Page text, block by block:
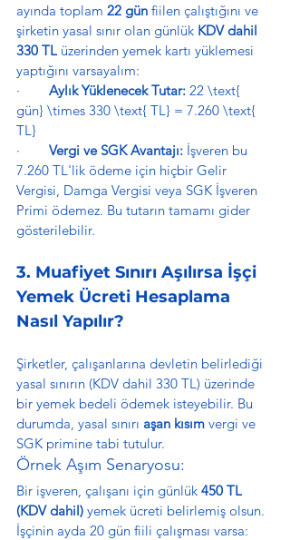
ayında toplam 22 gün fiilen çalıştığını ve
şirketin yasal sınır olan günlük KDV dahil
330 TL üzerinden yemek kartı yüklemesi
yaptığını varsayalım:
· Aylık Yüklenecek Tutar: 22 \text{
gün} \times 330 \text{ TL} = 7.260 \text{
TL}
· Vergi ve SGK Avantajı: İşveren bu
7.260 TL'lik ödeme için hiçbir Gelir
Vergisi, Damga Vergisi veya SGK İşveren
Primi ödemez. Bu tutarın tamamı gider
gösterilebilir.
3. Muafiyet Sınırı Aşılırsa İşçi
Yemek Ücreti Hesaplama
Nasıl Yapılır?
Şirketler, çalışanlarına devletin belirlediği
yasal sınırın (KDV dahil 330 TL) üzerinde
bir yemek bedeli ödemek isteyebilir. Bu
durumda, yasal sınırı aşan kısım vergi ve
SGK primine tabi tutulur.
Örnek Aşım Senaryosu:
Bir işveren, çalışanı için günlük 450 TL
(KDV dahil) yemek ücreti belirlemiş olsun.
İşçinin ayda 20 gün fiili çalışması varsa: